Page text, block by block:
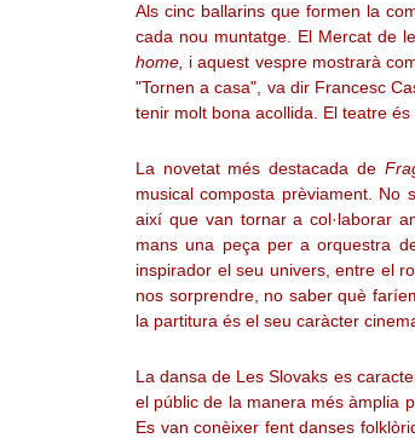
Als cinc ballarins que formen la
cada nou muntatge. El Mercat de
home, i aquest vespre mostrarà
"Tornen a casa", va dir Francesc
tenir molt bona acollida. El teatre
La novetat més destacada de
musical composta prèviament. No
així que van tornar a col·laborar
mans una peça per a orquestra
inspirador el seu univers, entre el
nos sorprendre, no saber què
la partitura és el seu caràcter
La dansa de Les Slovaks es
el públic de la manera més àmplia
Es van conèixer fent danses